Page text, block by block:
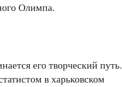
Олимпа.
его творческий путь.
в харьковском